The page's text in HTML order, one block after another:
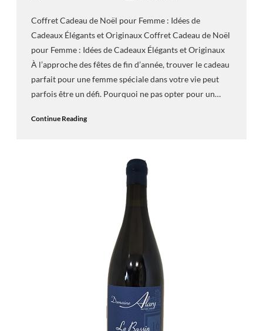
Coffret Cadeau de Noël pour Femme : Idées de
Cadeaux Élégants et Originaux Coffret Cadeau de Noël
pour Femme : Idées de Cadeaux Élégants et Originaux
À l’approche des fêtes de fin d’année, trouver le cadeau
parfait pour une femme spéciale dans votre vie peut
parfois être un défi. Pourquoi ne pas opter pour un…
Continue Reading